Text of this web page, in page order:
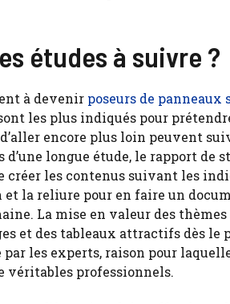
études à suivre ?
à devenir poseurs de panneaux
les plus indiqués pour
encore plus loin peuvent
d’une longue étude, le rapport de
créer les contenus suivant les
et la reliure pour en faire un
La mise en valeur des
et des tableaux attractifs dès
les experts, raison pour
véritables professionnels.